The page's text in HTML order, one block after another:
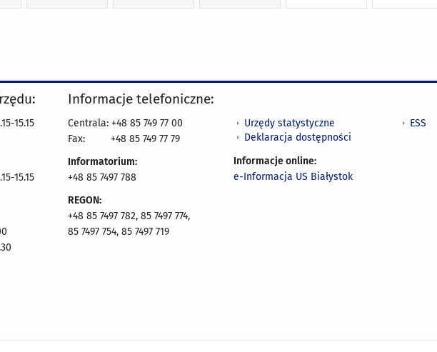
15.15
15.15
Informacje telefoniczne:
Centrala: +48 85 749 77 00
Fax:
+48 85 749 77 79
Informatorium:
+48 85 7497 788
REGON:
+48 85 7497 782, 85 7497 774,
85 7497 754, 85 7497 719
Urzędy statystyczne
Deklaracja dostępności
Informacje online:
e-Informacja US Białystok
ESS